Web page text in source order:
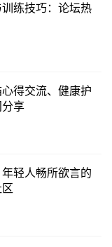
练技巧：论坛热
得交流、健康护
享
轻人畅所欲言的